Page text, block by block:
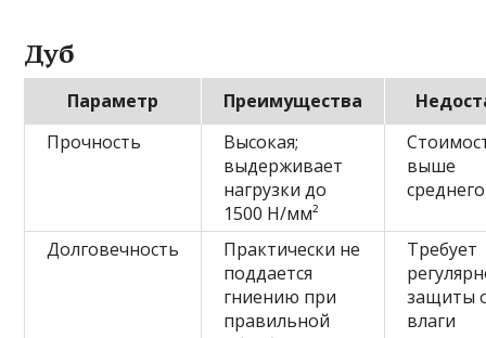
Дуб
Параметр Преимущества
Прочность
Высокая;
выдерживает
нагрузки до
1500 Н/мм²
выше
среднего
Долговечность
Практически не
поддается
гниению при
правильной
Требует
защиты
влаги